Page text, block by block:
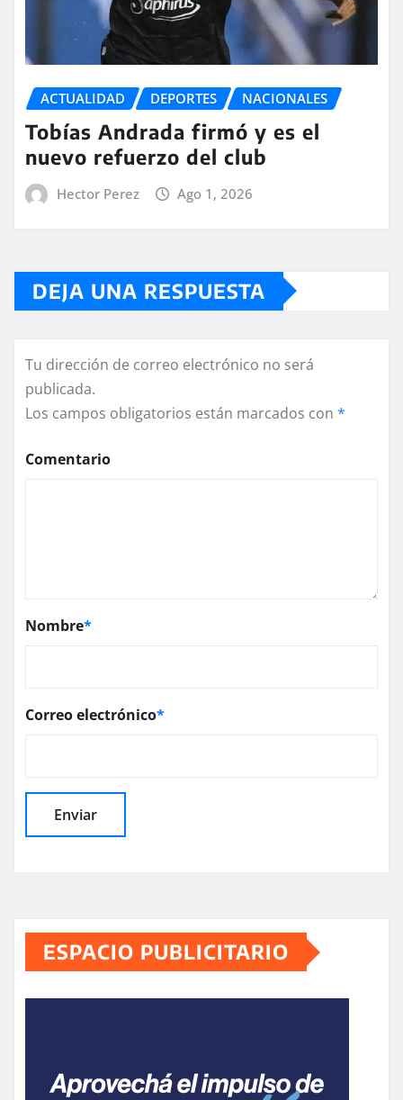
ACTUALIDAD DEPORTES NACIONALES
Tobías Andrada firmó y es el
nuevo refuerzo del club
Hector Perez Ago 1, 2026
DEJA UNA RESPUESTA
Tu dirección de correo electrónico no será
publicada.
Los campos obligatorios están marcados con *
Comentario
Nombre*
Correo electrónico*
ESPACIO PUBLICITARIO